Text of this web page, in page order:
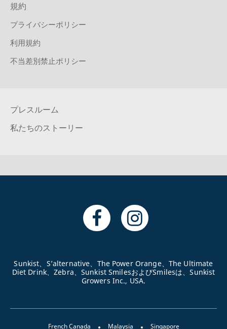
規約
プライバシーポリシー
利用規約
不当差別禁止ポリシー
プレスルーム
私たちのストーリー
Sunkist、S’alternative、The Power Orange、The Ultimate
Diet Drink、Zebra、Sunkist SmilesおよびSmilesは、Sunkist
Growers Inc., USA.
French Canada Malaysia Singapore